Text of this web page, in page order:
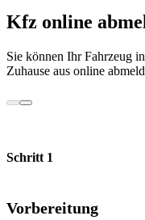
Kfz online
Sie können Ihr Fahrzeug
Zuhause aus online
Schritt 1
Vorbereitung